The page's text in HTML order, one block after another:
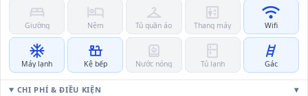
bed
Giường
hotel
Nệm
checkroom
Tủ quần áo
elevator
Thang máy
wifi
Wifi
ac_unit
Máy lạnh
countertops
Kệ bếp
water_heater
Nước nóng
kitchen
Tủ lạnh
tools_ladder
Gác
CHI PHÍ & ĐIỀU KIỆN